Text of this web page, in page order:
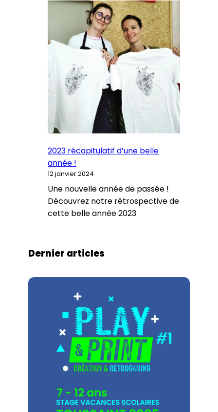
2023 récapitulatif d’une belle
année !
12 janvier 2024
Une nouvelle année de passée !
Découvrez notre rétrospective de
cette belle année 2023
Dernier articles